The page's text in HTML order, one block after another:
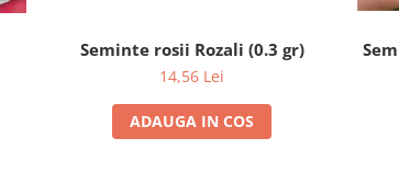
Seminte rosii Rozali (0.3 gr)
14,56 Lei
ADAUGA IN COS